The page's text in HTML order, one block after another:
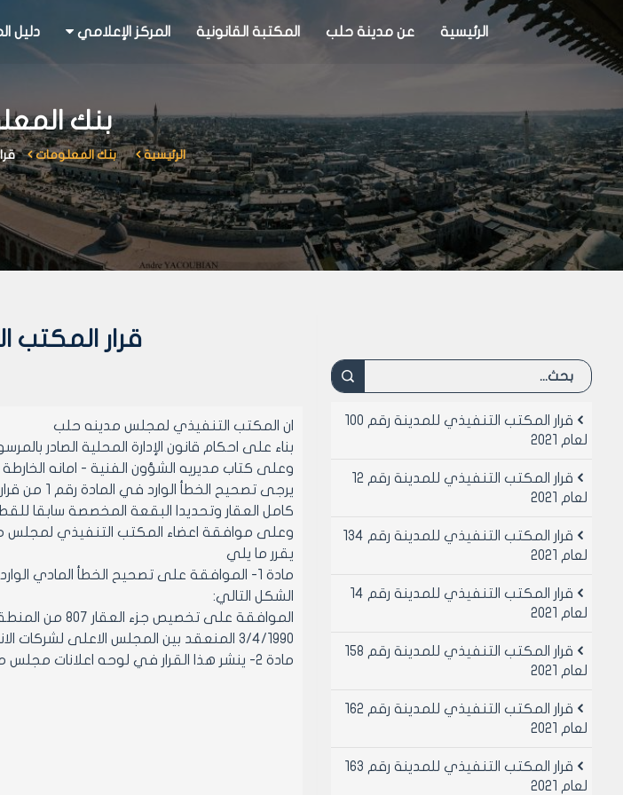
الرئيسية عن مدينة حلب المكتبة القانونية المركز الإعلامي دليل
بنك
الرئيسية بنك المعلومات
قرار المكتب
ان المكتب التنفيذي لمجلس مدينه حلب
بناء على احكام قانون الإدارة المحلية الصادر بالمرسوم التشريعي رقم 15 كل عام 1971
وعلى كتاب مديريه الشؤون الفنية - امانه الخارطة المؤرخ في 10/
كامل العقار وتحديدا البقعة المخصصة سابقا
وعلى موافقة اعضاء المكتب التنفيذي لمجلس مدينه
يقرر ما يلي
الشكل التالي:
الموافقة على
3/4/1990 المنعقد بين المجلس الاعلى لشركات الانشاءات العامة ومجلس مدينه حلب
مادة 2- ينشر هذا القرار في لوحه اعلانات مجلس مدينه حلب ويبلغ من يلزم لتنفيذه اصولا
قرار المكتب التنفيذي للمدينة رقم 100
لعام 2021
قرار المكتب التنفيذي للمدينة رقم 12
لعام 2021
قرار المكتب التنفيذي للمدينة رقم 134
لعام 2021
قرار المكتب التنفيذي للمدينة رقم 14
لعام 2021
قرار المكتب التنفيذي للمدينة رقم 158
لعام 2021
قرار المكتب التنفيذي للمدينة رقم 162
لعام 2021
قرار المكتب التنفيذي للمدينة رقم 163
لعام 2021